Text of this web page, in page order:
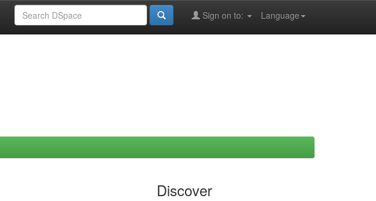
Language
Sign on to:
Discover